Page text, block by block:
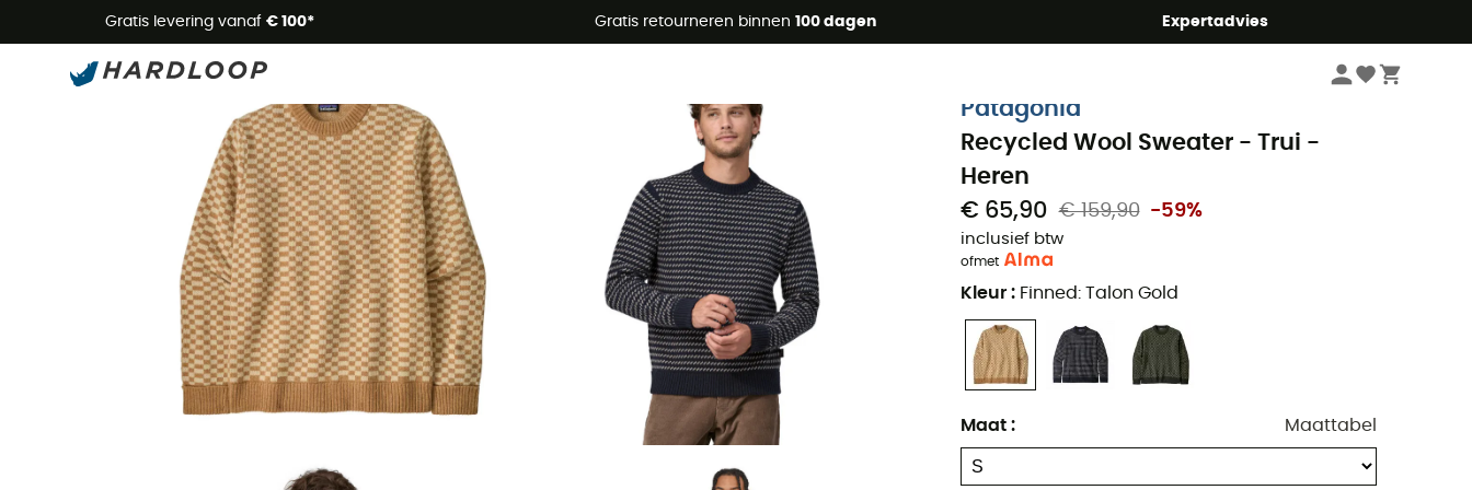
Gratis levering vanaf € 100* Gratis retourneren binnen 100 dagen Expertadvies
Zomeraanbiedingen 🔥 -5% EXTRA vanaf 2 producten* met code Summer5
Patagonia
Recycled Wool Sweater - Trui -
Heren
€ 65,90 € 159,90 -59%
inclusief btw
ofmet
Kleur : Finned: Talon Gold
Maat : Maattabel